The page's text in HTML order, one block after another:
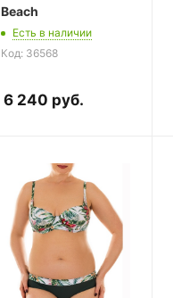
Beach
Есть в наличии
Код: 36568
6 240 руб.